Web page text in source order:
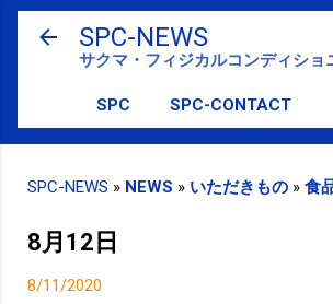
スキップしてメイン コンテン
SPC-NEWS
サクマ・フィジカルコンディショ
SPC SPC-CONTACT
SPC-NEWS » NEWS » いただきもの » 食
8月12日
8/11/2020